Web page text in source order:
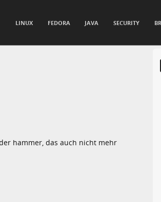
LINUX FEDORA JAVA SECURITY
hammer, das auch nicht mehr